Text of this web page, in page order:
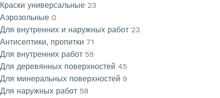
Краски универсальные 23
Аэрозольные 0
Для внутренних и наружных работ 23
Антисептики, пропитки 71
Для внутренних работ 59
Для деревянных поверхностей 45
Для минеральных поверхностей 9
Для наружных работ 58